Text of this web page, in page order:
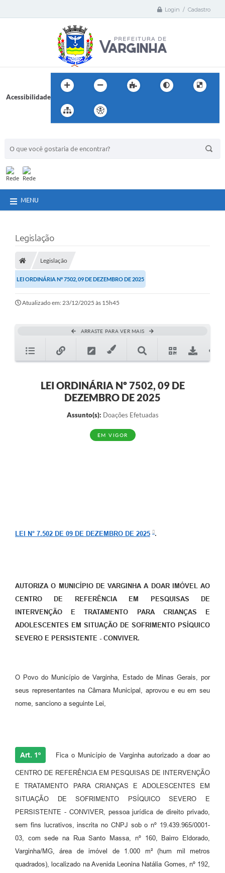
Login / Cadastro
Acessibilidade
MENU
Legislação
Legislação
LEI ORDINÁRIA Nº 7502, 09 DE DEZEMBRO DE 2025
Atualizado em: 23/12/2025 às 15h45
ARRASTE PARA VER MAIS
LEI ORDINÁRIA Nº 7502, 09 DE
DEZEMBRO DE 2025
Assunto(s): Doações Efetuadas
EM VIGOR
LEI N° 7.502 DE 09 DE DEZEMBRO DE 2025 .
AUTORIZA O MUNICÍPIO DE VARGINHA A DOAR IMÓVEL AO
CENTRO DE REFERÊNCIA EM PESQUISAS DE
INTERVENÇÃO E TRATAMENTO PARA CRIANÇAS E
ADOLESCENTES EM SITUAÇÃO DE SOFRIMENTO PSÍQUICO
SEVERO E PERSISTENTE - CONVIVER.
O Povo do Município de Varginha, Estado de Minas Gerais, por
seus representantes na Câmara Municipal, aprovou e eu em seu
nome, sanciono a seguinte Lei,
Art. 1º Fica o Município de Varginha autorizado a doar ao
CENTRO DE REFERÊNCIA EM PESQUISAS DE INTERVENÇÃO
E TRATAMENTO PARA CRIANÇAS E ADOLESCENTES EM
SITUAÇÃO DE SOFRIMENTO PSÍQUICO SEVERO E
PERSISTENTE - CONVIVER, pessoa jurídica de direito privado,
sem fins lucrativos, inscrita no CNPJ sob o nº 19.439.965/0001-
03, com sede na Rua Santo Massa, nº 160, Bairro Eldorado,
Varginha/MG, área de imóvel de 1.000 m² (hum mil metros
quadrados), localizado na Avenida Leonina Natália Gomes, nº 192,